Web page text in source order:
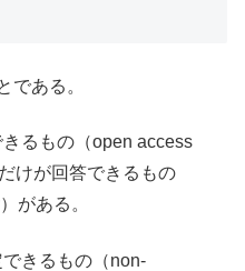
である。
るもの（open access
けが回答できるもの
がある。
きるもの（non-